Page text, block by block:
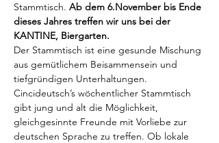
Stammtisch. Ab dem 6.November bis Ende
dieses Jahres treffen wir uns bei der
KANTINE, Biergarten.
Der Stammtisch ist eine gesunde Mischung
aus gemütlichem Beisammensein und
tiefgründigen Unterhaltungen.
Cincideutsch’s wöchentlicher Stammtisch
gibt jung und alt die Möglichkeit,
gleichgesinnte Freunde mit Vorliebe zur
deutschen Sprache zu treffen. Ob lokale